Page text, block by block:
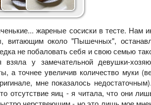
жареные сосиски в тесте. Нам
витающим около "Пышечных",
не побаловать себя и свою семью
у замечательной девушки-
а точнее увеличив количество муки
мне показалось
отсутствие яиц - я читала, что они